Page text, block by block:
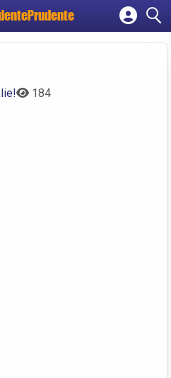
empresa
184